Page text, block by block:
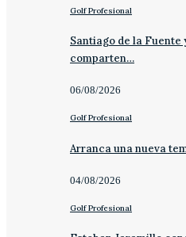
Golf Profesional
Santiago de la Fuente
comparten…
06/08/2026
Golf Profesional
Arranca una nueva
04/08/2026
Golf Profesional